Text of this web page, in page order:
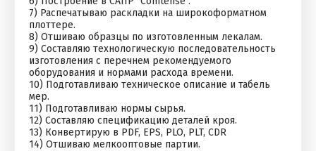
7) Распечатываю раскладки на широкоформатном
плоттере.
8) Отшиваю образцы по изготовленным лекалам.
9) Составляю технологическую последовательность
изготовления с перечнем рекомендуемого
оборудования и нормами расхода времени.
10) Подготавливаю техническое описание и табель
мер.
11) Подготавливаю нормы сырья.
12) Составляю спецификацию деталей кроя.
13) Конвертирую в PDF, EPS, PLO, PLT, CDR
14) Отшиваю мелкооптовые партии.